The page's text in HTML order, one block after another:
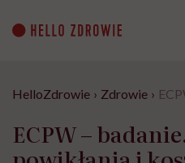
content
HelloZdrowie › Zdrowie ›
ECPW –